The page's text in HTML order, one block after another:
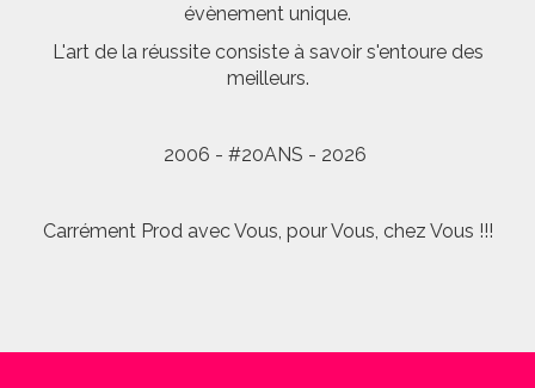
évènement unique.
L'art de la réussite consiste à savoir s'entoure des
meilleurs.
2006 - #20ANS - 2026
Carrément Prod avec Vous, pour Vous, chez Vous !!!